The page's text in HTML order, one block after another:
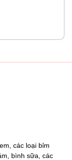
các loại bỉm
bình sữa, các